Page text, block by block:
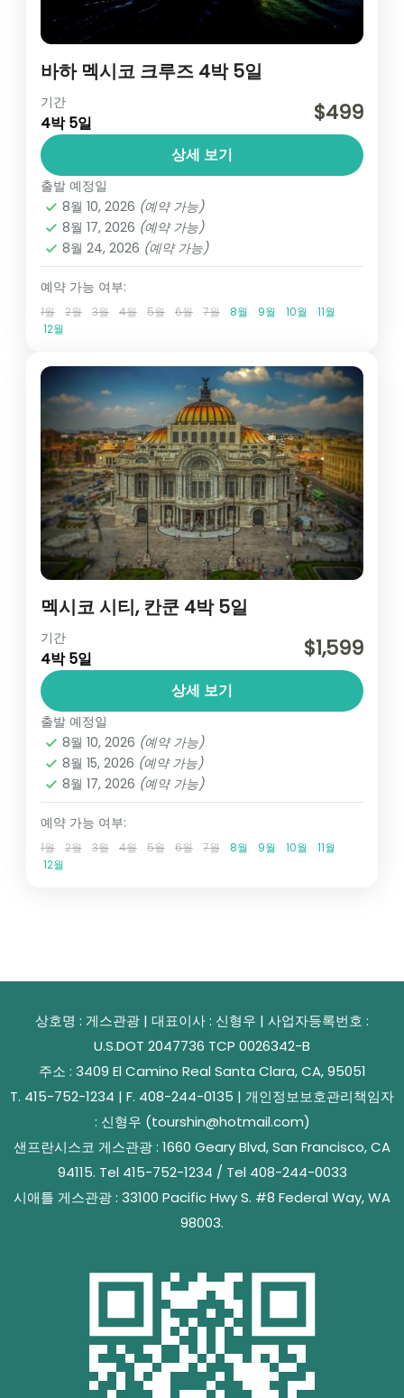
바하 멕시코 크루즈 4박 5일
멕시코/남미
1 인
기간
4박 5일 $499
상세 보기
출발 예정일
8월 10, 2026 (예약 가능)
8월 17, 2026 (예약 가능)
8월 24, 2026 (예약 가능)
예약 가능 여부:
1월 2월 3월 4월 5월 6월 7월 8월 9월 10월
11월
12월
멕시코 시티, 칸쿤 4박 5일
멕시코/남미
1 인
기간
4박 5일 $1,599
상세 보기
출발 예정일
8월 10, 2026 (예약 가능)
8월 15, 2026 (예약 가능)
8월 17, 2026 (예약 가능)
예약 가능 여부:
1월 2월 3월 4월 5월 6월 7월 8월 9월 10월
11월
12월
상호명 : 게스관광 | 대표이사 : 신형우 | 사업자등록번호 :
U.S.DOT 2047736 TCP 0026342-B
주소 : 3409 El Camino Real Santa Clara, CA, 95051
T. 415-752-1234 | F. 408-244-0135 | 개인정보보호관리책임자
: 신형우 (tourshin@hotmail.com)
샌프란시스코 게스관광 : 1660 Geary Blvd, San Francisco, CA
94115. Tel 415-752-1234 / Tel 408-244-0033
시애틀 게스관광 : 33100 Pacific Hwy S. #8 Federal Way, WA
98003.